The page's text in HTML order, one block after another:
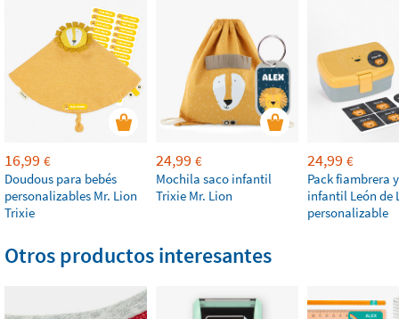
16,99 €
Doudous para bebés
personalizables Mr. Lion
Trixie
24,99 €
Mochila saco infantil
Trixie Mr. Lion
24,99 €
Pack fiambrera
infantil León de
personalizable
Otros productos interesantes